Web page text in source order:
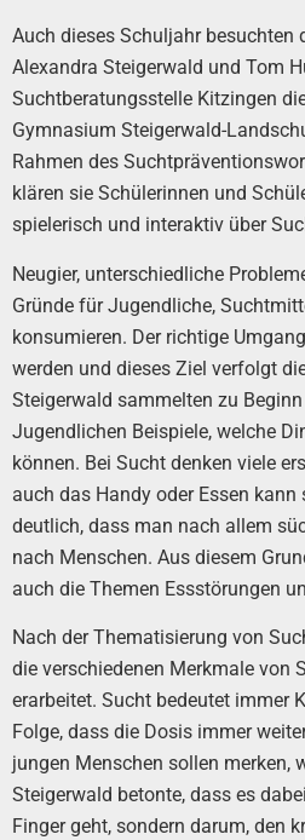
Auch dieses Schuljahr besuchten
Alexandra Steigerwald und Tom
Suchtberatungsstelle Kitzingen
Gymnasium Steigerwald-
Rahmen des
klären sie Schülerinnen und
spielerisch und interaktiv über
Neugier, unterschiedliche
Gründe für Jugendliche,
konsumieren. Der richtige
werden und dieses Ziel verfolgt
Steigerwald sammelten zu
Jugendlichen Beispiele, welche
können. Bei Sucht denken viele
auch das Handy oder Essen
deutlich, dass man nach allem
nach Menschen. Aus diesem
auch die Themen Essstörungen
Nach der Thematisierung von
die verschiedenen Merkmale von
erarbeitet. Sucht bedeutet immer
Folge, dass die Dosis immer
jungen Menschen sollen merken,
Steigerwald betonte, dass es
Finger geht, sondern darum, den